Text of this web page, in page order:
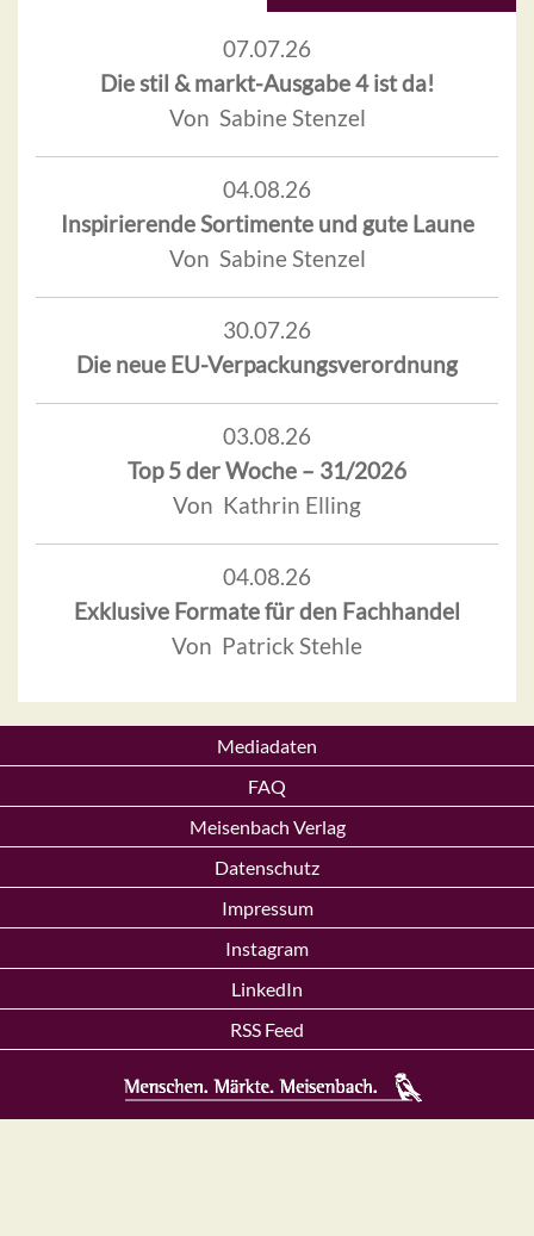
07.07.26
Die stil & markt-Ausgabe 4 ist da!
Von Sabine Stenzel
04.08.26
Inspirierende Sortimente und gute Laune
Von Sabine Stenzel
30.07.26
Die neue EU-Verpackungsverordnung
03.08.26
Top 5 der Woche – 31/2026
Von Kathrin Elling
04.08.26
Exklusive Formate für den Fachhandel
Von Patrick Stehle
Mediadaten
FAQ
Meisenbach Verlag
Datenschutz
Impressum
Instagram
LinkedIn
RSS Feed